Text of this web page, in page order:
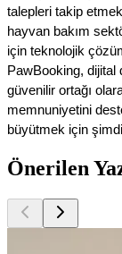
talepleri takip
hayvan bakım
için teknolojik
PawBooking, dijital
güvenilir ortağı
memnuniyetini
büyütmek için
Önerilen